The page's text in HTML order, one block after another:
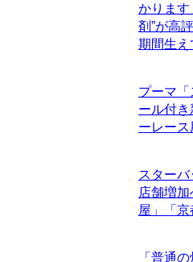
かりま
剤”が高
期間生え
プーマ
ール付き
ーレース
スター
店舗増
屋」「
「普通